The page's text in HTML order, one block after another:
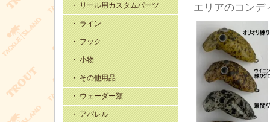
・ リール用カスタムパーツ
・ ライン
・ フック
・ 小物
・ その他用品
・ ウェーダー類
・ アパレル
エリアのコンデ